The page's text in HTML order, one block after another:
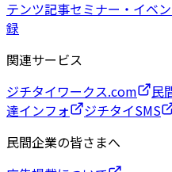
テンツ記事セミナー・イベ
録
関連サービス
ジチタイワークス.com
民
達インフォ
ジチタイSMS
民間企業の皆さまへ